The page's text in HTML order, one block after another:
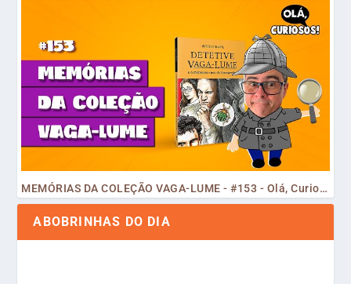
MEMÓRIAS DA COLEÇÃO VAGA-LUME - #153 - Olá, Curiosos! 2023
ABOBRINHAS DO DIA